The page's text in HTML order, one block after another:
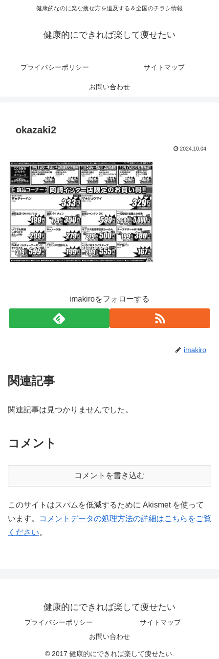
健康的なのに楽な痩せ方を追及する＆全国のチラシ情報
健康的にできれば楽して痩せたい
プライバシーポリシー サイトマップ
お問い合わせ
okazaki2
2024.10.04
imakiroをフォローする
imakiro
関連記事
関連記事は見つかりませんでした。
コメント
コメントを書き込む
このサイトはスパムを低減するために Akismet を使って
います。
コメントデータの処理方法の詳細はこちらをご覧
ください。
健康的にできれば楽して痩せたい
プライバシーポリシー
サイトマップ
お問い合わせ
© 2017 健康的にできれば楽して痩せたい.